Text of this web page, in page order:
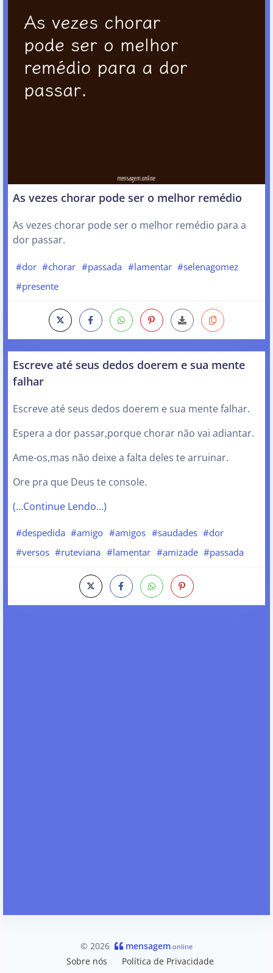
As vezes chorar pode ser o melhor remédio
As vezes chorar pode ser o melhor remédio para a
dor passar.
#dor #chorar #passada #lamentar #selenagomez
#presente
Escreve até seus dedos doerem e sua mente
falhar
Escreve até seus dedos doerem e sua mente falhar.
Espera a dor passar,porque chorar não vai adiantar.
Ame-os,mas não deixe a falta deles te arruinar.
Ore pra que Deus te console.
(…Continue Lendo…)
#despedida #amigo #amigos #saudades #dor
#versos #ruteviana #lamentar #amizade #passada
© 2026 mensagem.online
Sobre nós Política de Privacidade